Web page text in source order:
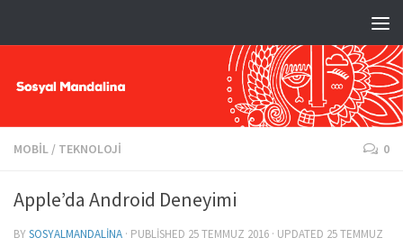
MOBIL / TEKNOLOJI 0
Apple’da Android Deneyimi
BYSOSYALMANDALINA · PUBLISHED 25 TEMMUZ 2016 · UPDATED 25 TEMMUZ